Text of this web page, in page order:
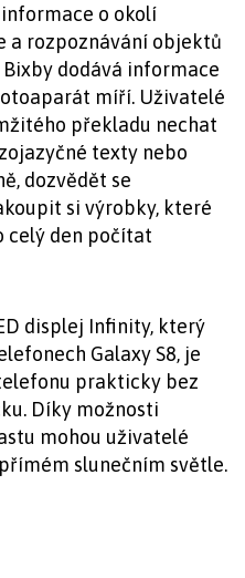
o okolí
a rozpoznávání objektů
dodává informace
míří. Uživatelé
překladu nechat
texty nebo
dozvědět se
si výrobky, které
celý den počítat
displej Infinity, který
Galaxy S8, je
prakticky bez
Díky možnosti
mohou uživatelé
slunečním světle.